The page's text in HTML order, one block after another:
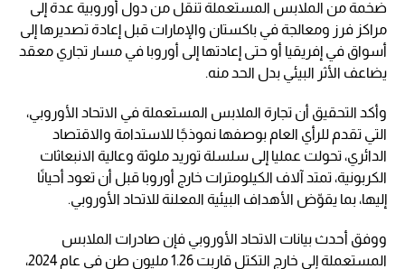
ضخمة من الملابس المستعملة تنقل من دول أوروبية عدة إلى
مراكز فرز ومعالجة في باكستان والإمارات قبل إعادة تصديرها إلى
أسواق في إفريقيا أو حتى إعادتها إلى أوروبا في مسار تجاري معقد
يضاعف الأثر البيئي بدل الحد منه.
وأكد التحقيق أن تجارة الملابس المستعملة في الاتحاد الأوروبي،
التي تقدم للرأي العام بوصفها نموذجًا للاستدامة والاقتصاد
الدائري، تحولت عمليا إلى سلسلة توريد ملوثة وعالية الانبعاثات
الكربونية، تمتد آلاف الكيلومترات خارج أوروبا قبل أن تعود أحيانًا
إليها، بما يقوّض الأهداف البيئية المعلنة للاتحاد الأوروبي.
ووفق أحدث بيانات الاتحاد الأوروبي فإن صادرات الملابس
المستعملة إلى خارج التكتل قاربت 1.26 مليون طن في عام 2024،